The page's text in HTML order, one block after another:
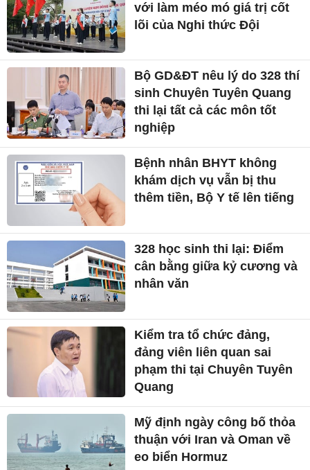
với làm méo mó giá trị cốt
lõi của Nghi thức Đội
Bộ GD&ĐT nêu lý do 328 thí
sinh Chuyên Tuyên Quang
thi lại tất cả các môn tốt
nghiệp
Bệnh nhân BHYT không
khám dịch vụ vẫn bị thu
thêm tiền, Bộ Y tế lên tiếng
328 học sinh thi lại: Điểm
cân bằng giữa kỷ cương và
nhân văn
Kiểm tra tổ chức đảng,
đảng viên liên quan sai
phạm thi tại Chuyên Tuyên
Quang
Mỹ định ngày công bố thỏa
thuận với Iran và Oman về
eo biển Hormuz